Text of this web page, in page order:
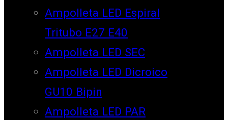
Ampolleta LED Espiral
Tritubo E27 E40
Ampolleta LED SEC
Ampolleta LED Dicroico
GU10 Bipin
Ampolleta LED PAR